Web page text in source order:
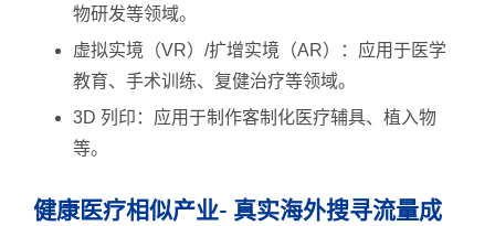
物研发等领域。
虚拟实境（VR）/扩增实境（AR）：应用于医学
教育、手术训练、复健治疗等领域。
3D 列印：应用于制作客制化医疗辅具、植入物
等。
健康医疗相似产业- 真实海外搜寻流量成